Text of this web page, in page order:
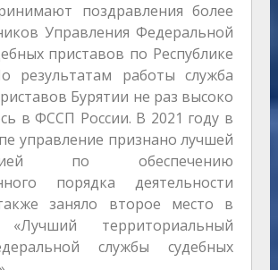
поздравления более
Управления Федеральной
приставов по Республике
результатам работы служба
Бурятии не раз высоко
в ФССП России. В 2021 году в
управление признано лучшей
по обеспечению
порядка деятельности
заняло второе место в
«Лучший территориальный
службы судебных